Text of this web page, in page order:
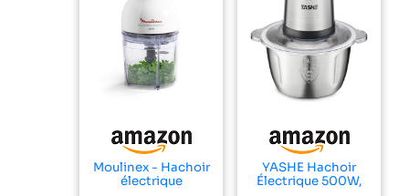
Moulinex - Hachoir
électrique
YASHE Hachoir
Électrique 500W,